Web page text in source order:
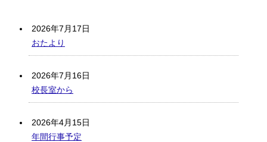
2026年7月17日
おたより
2026年7月16日
校長室から
2026年4月15日
年間行事予定